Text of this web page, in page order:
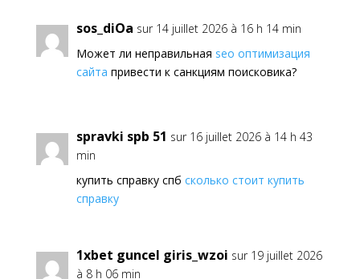
sos_diOa sur 14 juillet 2026 à 16 h 14 min
Может ли неправильная seo оптимизация
сайта привести к санкциям поисковика?
spravki spb 51 sur 16 juillet 2026 à 14 h 43
min
купить справку спб сколько стоит купить
справку
1xbet guncel giris_wzoi sur 19 juillet 2026
à 8 h 06 min